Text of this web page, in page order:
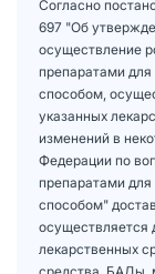
Согласно
697 "Об
осуществление
препаратами
способом,
указанных
изменений в
Федерации по
препаратами
способом"
осуществляется
лекарственных